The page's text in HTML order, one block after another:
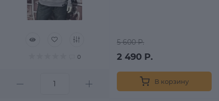
0
5 600 Р.
2 490 Р.
В корзину